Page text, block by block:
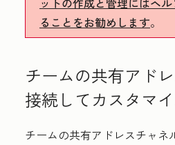
ることをお勧めします。
チームの共有アド
接続してカスタマ
チームの共有アドレスチャネ